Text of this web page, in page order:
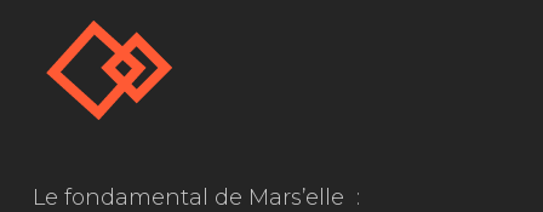
Le fondamental de Mars’elle :